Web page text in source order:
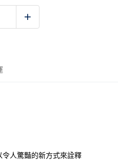
NT$3,166
令人驚豔的新方式來詮釋